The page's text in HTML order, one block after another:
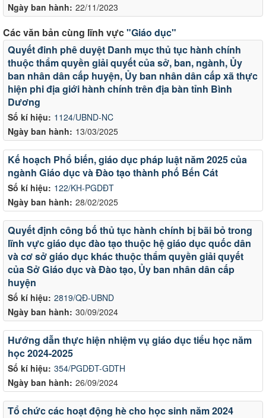
Ngày ban hành: 22/11/2023
Các văn bản cùng lĩnh vực"Giáo dục"
Số kí hiệu: 1124/UBND-NC
Ngày ban hành: 13/03/2025
Quyết đinh phê duyệt Danh mục thủ tục hành chính
thuộc thẩm quyền giải quyết của sở, ban, ngành, Ủy
ban nhân dân cấp huyện, Ủy ban nhân dân cấp xã thực
hiện phi địa giới hành chính trên địa bàn tỉnh Bình
Dương
Số kí hiệu: 122/KH-PGDĐT
Ngày ban hành: 28/02/2025
Kế hoạch Phổ biến, giáo dục pháp luật năm 2025 của
ngành Giáo dục và Đào tạo thành phố Bến Cát
Số kí hiệu: 2819/QĐ-UBND
Ngày ban hành: 30/09/2024
Quyết định công bố thủ tục hành chính bị bãi bỏ trong
lĩnh vực giáo dục đào tạo thuộc hệ giáo dục quốc dân
và cơ sở giáo dục khác thuộc thẩm quyền giải quyết
của Sở Giáo dục và Đào tạo, Ủy ban nhân dân cấp
huyện
Số kí hiệu: 354/PGDĐT-GDTH
Ngày ban hành: 26/09/2024
Hướng dẫn thực hiện nhiệm vụ giáo dục tiểu học năm
học 2024-2025
Tổ chức các hoạt động hè cho học sinh năm 2024